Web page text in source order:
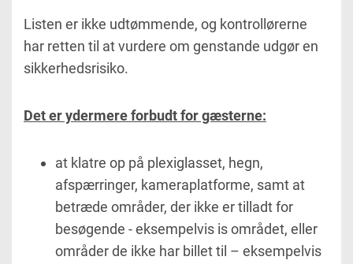
Listen er ikke udtømmende, og kontrollørerne
har retten til at vurdere om genstande udgør en
sikkerhedsrisiko.
Det er ydermere forbudt for gæsterne:
at klatre op på plexiglasset, hegn,
afspærringer, kameraplatforme, samt at
betræde områder, der ikke er tilladt for
besøgende - eksempelvis is området, eller
områder de ikke har billet til – eksempelvis